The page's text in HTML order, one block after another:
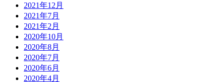
2021年12月
2021年7月
2021年2月
2020年10月
2020年8月
2020年7月
2020年6月
2020年4月